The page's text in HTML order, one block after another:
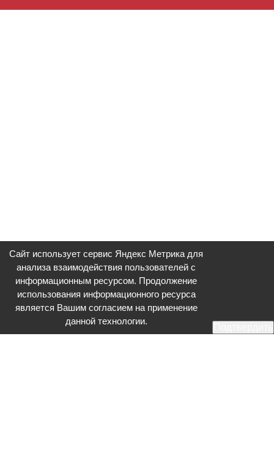
Сайт использует сервис Яндекс Метрика для
анализа взаимодействия пользователей с
информационным ресурсом. Продолжение
использования информационного ресурса
является Вашим согласием на применение
данной технологии.